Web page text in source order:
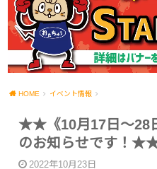
HOME イベント情報
★★《10月17日～28
のお知らせです！
2022年10月23日